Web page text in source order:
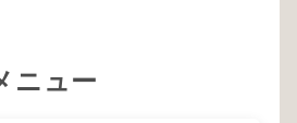
ニュー